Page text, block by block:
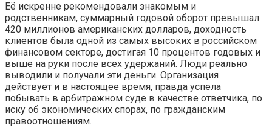
Её искренне рекомендовали знакомым и
родственникам, суммарный годовой оборот превышал
420 миллионов американских долларов, доходность
клиентов была одной из самых высоких в российском
финансовом секторе, достигая 10 процентов годовых и
выше на руки после всех удержаний. Люди реально
выводили и получали эти деньги. Организация
действует и в настоящее время, правда успела
побывать в арбитражном суде в качестве ответчика, по
иску об экономических спорах, по гражданским
правоотношениям.